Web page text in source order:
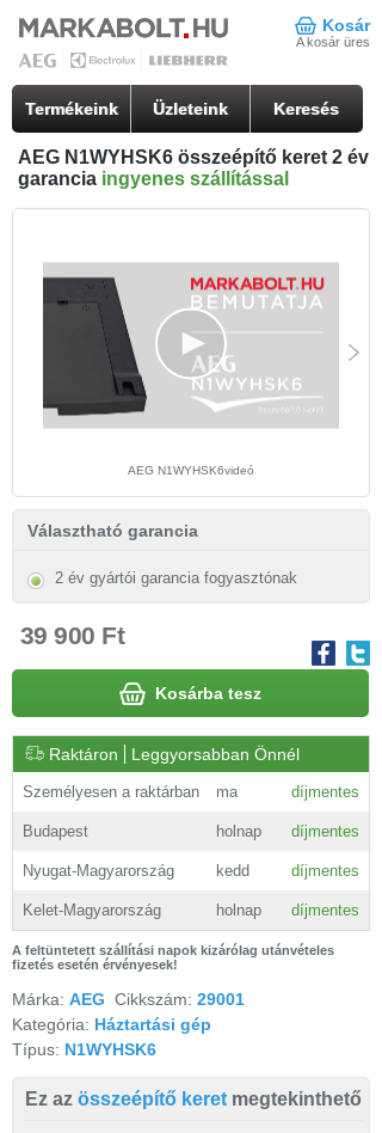
Kosár
A kosár üres
Termékeink Üzleteink Keresés
AEG N1WYHSK6 összeépítő keret 2 év
garancia ingyenes szállítással
AEG N1WYHSK6videó
Választható garancia
2 év gyártói garancia fogyasztónak
39 900 Ft
Kosárba tesz
Raktáron Leggyorsabban Önnél
Személyesen a raktárban ma díjmentes
Budapest holnap díjmentes
Nyugat-Magyarország kedd díjmentes
Kelet-Magyarország holnap díjmentes
A feltüntetett szállítási napok kizárólag utánvételes
fizetés esetén érvényesek!
Márka: AEG Cikkszám: 29001
Kategória: Háztartási gép
Típus: N1WYHSK6
Ez az összeépítő keret megtekinthető